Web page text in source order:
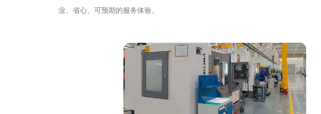
业、省心、可预期的服务体验。